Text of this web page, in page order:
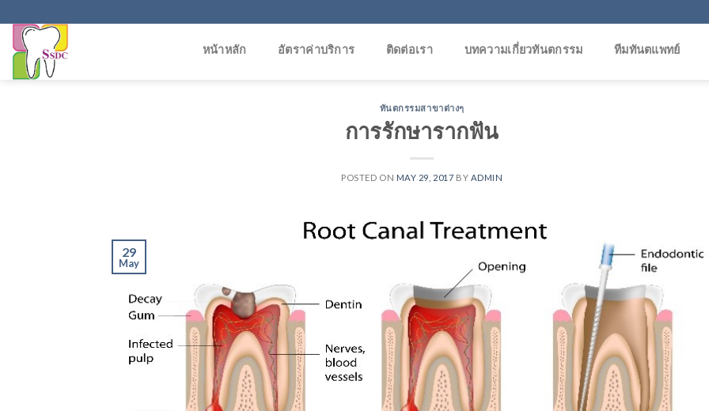
to
content
หน้าหลัก อัตราค่าบริการ ติดต่อเรา บทความเกี่ยวทันตกรรม ทีมทันตแพทย์
ทันตกรรมสาขาต่างๆ
การรักษารากฟัน
POSTED ON MAY 29, 2017 BY ADMIN
29
May